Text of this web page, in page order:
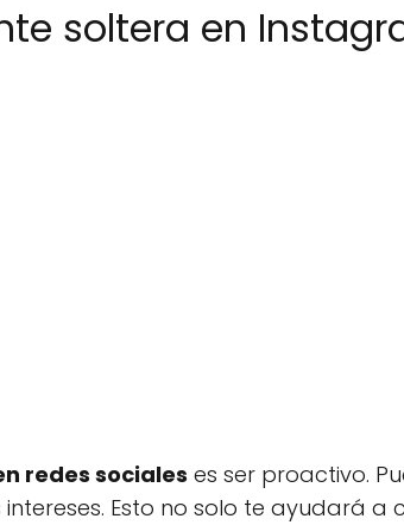
soltera en
redes sociales es ser proactivo.
Esto no solo te ayudará a